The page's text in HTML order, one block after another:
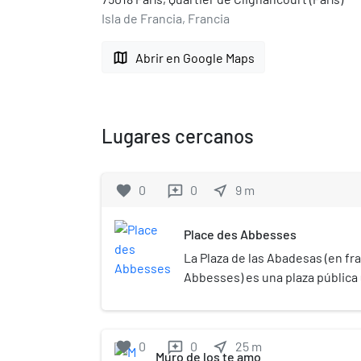
Isla de Francia, Francia
map Abrir en Google Maps
Lugares cercanos
favorite 0 reviews 0 near_me 9 m
Place des Abbesses
La Plaza de las Abadesas (en
Abbesses)​ es una plaza
Clignancourt, XVIII distrito de
abbesses, además de Saint-
favorite 0 reviews 0 near_me 25 m
Muro de los te amo